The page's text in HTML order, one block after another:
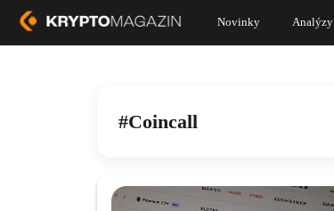
Novinky Analýzy
Coincall